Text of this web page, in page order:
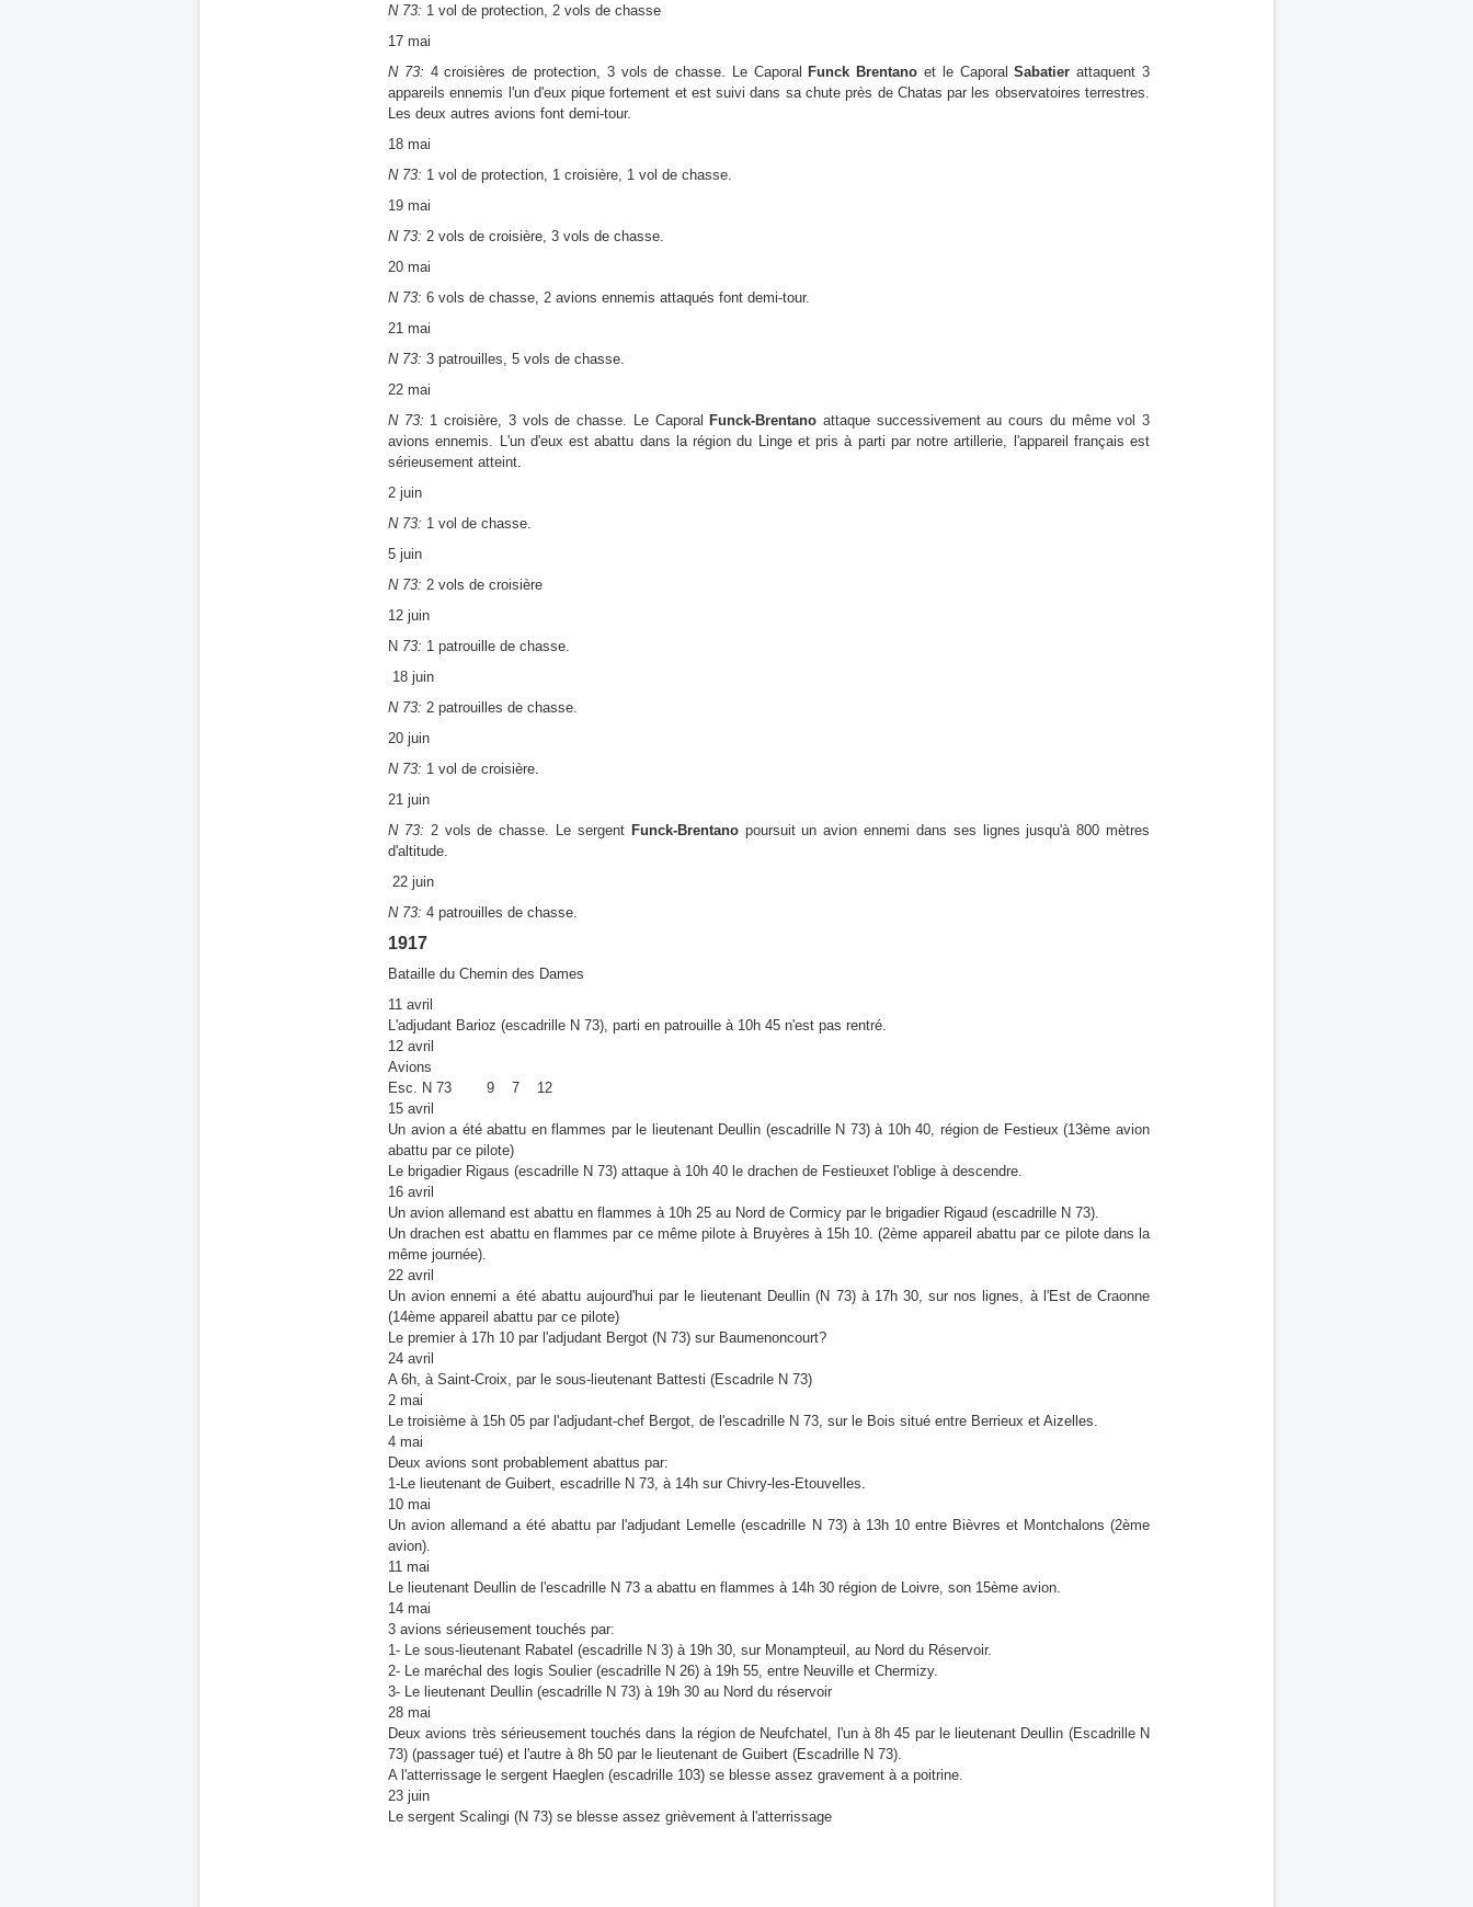
N 73: 1 vol de protection, 2 vols de chasse
17 mai
N 73: 4 croisières de protection, 3 vols de chasse. Le Caporal Funck Brentano et le CaporalSabatier attaquent 3
appareils ennemis l'un d'eux pique fortement et est suivi dans sa chute près de Chatas par les observatoires terrestres.
Les deux autres avions font demi-tour.
18 mai
N 73: 1 vol de protection, 1 croisière, 1 vol de chasse.
19 mai
N 73: 2 vols de croisière, 3 vols de chasse.
20 mai
N 73: 6 vols de chasse, 2 avions ennemis attaqués font demi-tour.
21 mai
N 73: 3 patrouilles, 5 vols de chasse.
22 mai
N 73: 1 croisière, 3 vols de chasse. Le Caporal Funck-Brentano attaque successivement au cours du même vol 3
avions ennemis. L'un d'eux est abattu dans la région du Linge et pris à parti par notre artillerie, l'appareil français est
sérieusement atteint.
2 juin
N 73: 1 vol de chasse.
5 juin
N 73: 2 vols de croisière
12 juin
N 73: 1 patrouille de chasse.
18 juin
N 73: 2 patrouilles de chasse.
20 juin
N 73: 1 vol de croisière.
21 juin
N 73: 2 vols de chasse. Le sergent Funck-Brentanopoursuit un avion ennemi dans ses lignes jusqu'à 800 mètres
d'altitude.
22 juin
N 73: 4 patrouilles de chasse.
1917
Bataille du Chemin des Dames
11 avril
L'adjudant Barioz (escadrille N 73), parti en patrouille à 10h 45 n'est pas rentré.
12 avril
Avions
Esc. N 73 9 7 12
15 avril
Un avion a été abattu en flammes par le lieutenant Deullin (escadrille N 73) à 10h 40, région de Festieux (13ème avion
abattu par ce pilote)
Le brigadier Rigaus (escadrille N 73) attaque à 10h 40 le drachen de Festieuxet l'oblige à descendre.
16 avril
Un avion allemand est abattu en flammes à 10h 25 au Nord de Cormicy par le brigadier Rigaud (escadrille N 73).
Un drachen est abattu en flammes par ce même pilote à Bruyères à 15h 10. (2ème appareil abattu par ce pilote dans la
même journée).
22 avril
Un avion ennemi a été abattu aujourd'hui par le lieutenant Deullin (N 73) à 17h 30, sur nos lignes, à l'Est de Craonne
(14ème appareil abattu par ce pilote)
Le premier à 17h 10 par l'adjudant Bergot (N 73) sur Baumenoncourt?
24 avril
A 6h, à Saint-Croix, par le sous-lieutenant Battesti (Escadrile N 73)
2 mai
Le troisième à 15h 05 par l'adjudant-chef Bergot, de l'escadrille N 73, sur le Bois situé entre Berrieux et Aizelles.
4 mai
Deux avions sont probablement abattus par:
1-Le lieutenant de Guibert, escadrille N 73, à 14h sur Chivry-les-Etouvelles.
10 mai
Un avion allemand a été abattu par l'adjudant Lemelle (escadrille N 73) à 13h 10 entre Bièvres et Montchalons (2ème
avion).
11 mai
Le lieutenant Deullin de l'escadrille N 73 a abattu en flammes à 14h 30 région de Loivre, son 15ème avion.
14 mai
3 avions sérieusement touchés par:
1- Le sous-lieutenant Rabatel (escadrille N 3) à 19h 30, sur Monampteuil, au Nord du Réservoir.
2- Le maréchal des logis Soulier (escadrille N 26) à 19h 55, entre Neuville et Chermizy.
3- Le lieutenant Deullin (escadrille N 73) à 19h 30 au Nord du réservoir
28 mai
Deux avions très sérieusement touchés dans la région de Neufchatel, l'un à 8h 45 par le lieutenant Deullin (Escadrille N
73) (passager tué) et l'autre à 8h 50 par le lieutenant de Guibert (Escadrille N 73).
A l'atterrissage le sergent Haeglen (escadrille 103) se blesse assez gravement à a poitrine.
23 juin
Le sergent Scalingi (N 73) se blesse assez grièvement à l'atterrissage